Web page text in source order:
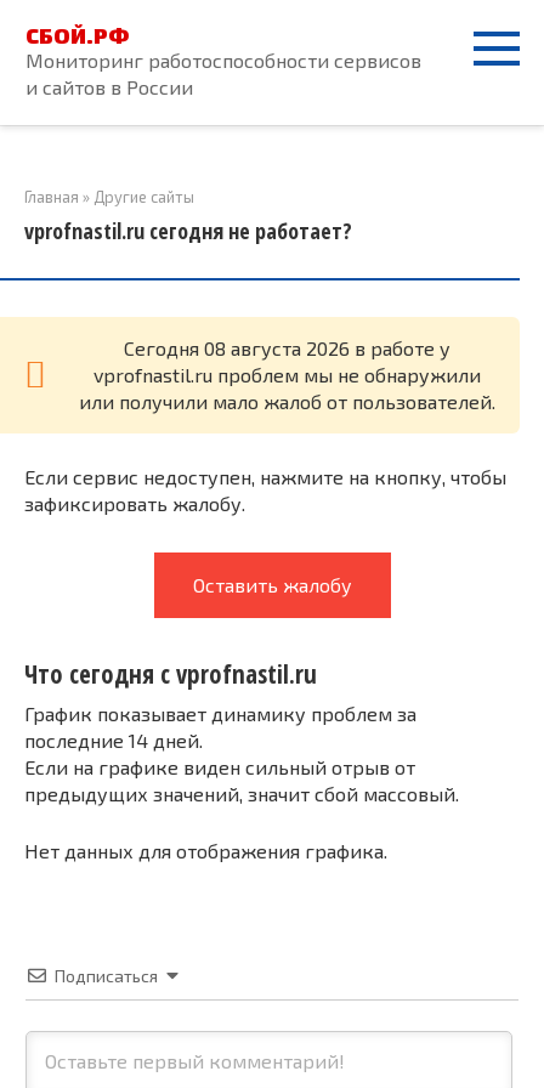
контенту
СБОЙ.РФ
Мониторинг работоспособности сервисов
и сайтов в России
Главная » Другие сайты
vprofnastil.ru сегодня не работает?
Cегодня 08 августа 2026 в работе у
vprofnastil.ru проблем мы не обнаружили
или получили мало жалоб от пользователей.
Если сервис недоступен, нажмите на кнопку, чтобы
зафиксировать жалобу.
Оставить жалобу
Что сегодня с vprofnastil.ru
График показывает динамику проблем за
последние 14 дней.
Если на графике виден сильный отрыв от
предыдущих значений, значит сбой массовый.
Нет данных для отображения графика.
Подписаться